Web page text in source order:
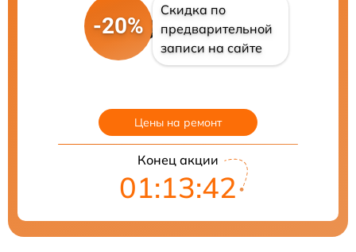
-20%
Скидка по
предварительной
записи на сайте
Цены на ремонт
Конец акции
01:13:41